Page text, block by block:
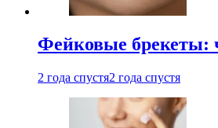
Фейковые брекеты:
2 года спустя2 года спустя